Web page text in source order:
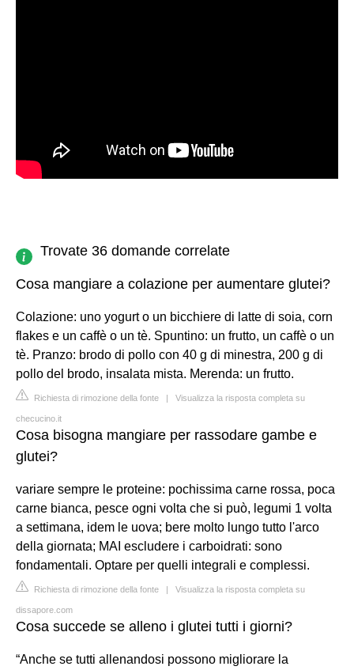
Trovate 36 domande correlate
Cosa mangiare a colazione per aumentare glutei?
Colazione: uno yogurt o un bicchiere di latte di soia, corn
flakes e un caffè o un tè. Spuntino: un frutto, un caffè o un
tè. Pranzo: brodo di pollo con 40 g di minestra, 200 g di
pollo del brodo, insalata mista. Merenda: un frutto.
Richiesta di rimozione della fonte | Visualizza la risposta completa su
checucino.it
Cosa bisogna mangiare per rassodare gambe e
glutei?
variare sempre le proteine: pochissima carne rossa, poca
carne bianca, pesce ogni volta che si può, legumi 1 volta
a settimana, idem le uova; bere molto lungo tutto l'arco
della giornata; MAI escludere i carboidrati: sono
fondamentali. Optare per quelli integrali e complessi.
Richiesta di rimozione della fonte | Visualizza la risposta completa su
dissapore.com
Cosa succede se alleno i glutei tutti i giorni?
“Anche se tutti allenandosi possono migliorare la